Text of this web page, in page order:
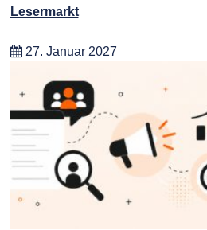
Lesermarkt
27. Januar 2027